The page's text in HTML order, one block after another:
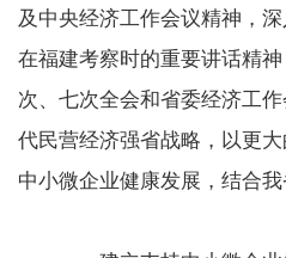
及中央经济工作会议精神，
在福建考察时的重要讲话精
次、七次全会和省委经济工
代民营经济强省战略，以更
中小微企业健康发展，结合我